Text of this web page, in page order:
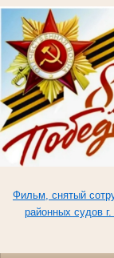
Фильм, снятый
районных судов